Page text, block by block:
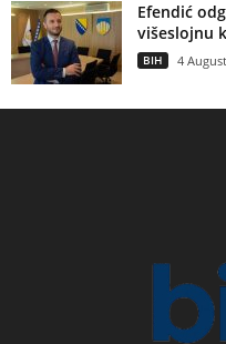
Efendić
višeslojnu
BIH 4